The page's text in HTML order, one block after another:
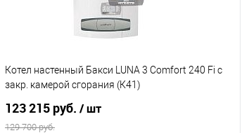
Котел настенный Бакси LUNA 3 Comfort 240 Fi с
закр. камерой сгорания (К41)
123 215 руб. / шт
129 700 руб.